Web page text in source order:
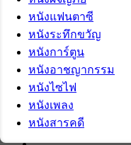
หนังแฟนตาซี
หนังระทึกขวัญ
หนังการ์ตูน
หนังอาชญากรรม
หนังไซไฟ
หนังเพลง
หนังสารคดี